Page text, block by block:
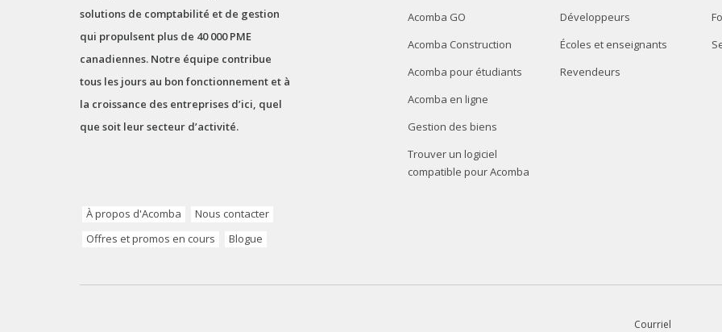
solutions de comptabilité et de gestion
qui propulsent plus de 40 000 PME
canadiennes. Notre équipe contribue
tous les jours au bon fonctionnement et à
la croissance des entreprises d’ici, quel
que soit leur secteur d’activité.
À propos d'Acomba
Nous contacter
Offres et promos en cours
Blogue
Acomba GO
Acomba Construction
Acomba pour étudiants
Acomba en ligne
Gestion des biens
Trouver un logiciel
compatible pour Acomba
Développeurs
Écoles et enseignants
Revendeurs
Courriel